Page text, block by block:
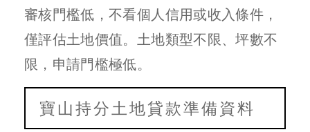
審核門檻低，不看個人信用或收入條件，
僅評估土地價值。土地類型不限、坪數不
限，申請門檻極低。
寶山持分土地貸款準備資料